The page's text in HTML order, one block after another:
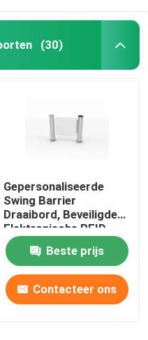
(30)
Gepersonaliseerde
Swing Barrier
Draaibord, Beveiligde
Elektronische RFID
Draaibord Poort
Beste prijs
Contacteer ons